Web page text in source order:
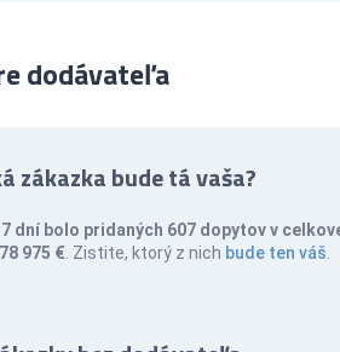
dodávateľa
zákazka bude tá vaša?
7 dní bolo pridaných 607 dopytov v
975 € . Zistite, ktorý z nich bude ten váš